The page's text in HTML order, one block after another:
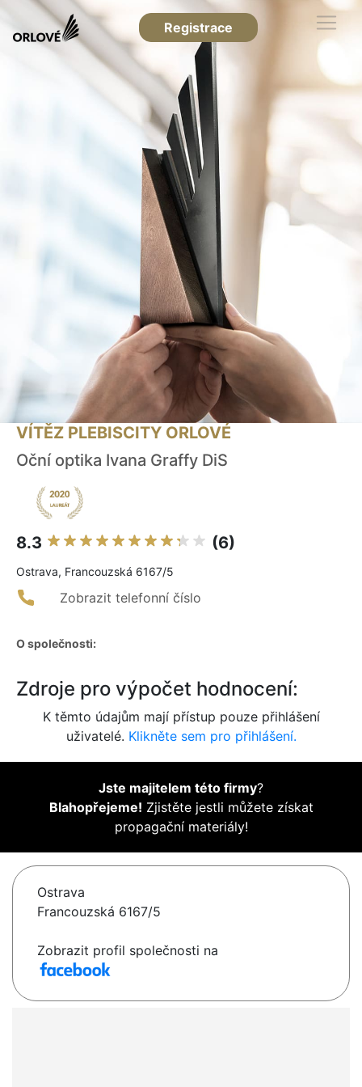
Registrace
VÍTĚZ PLEBISCITY ORLOVÉ
Oční optika Ivana Graffy DiS
8.3 (6)
Ostrava, Francouzská 6167/5
Zobrazit telefonní číslo
O společnosti:
Zdroje pro výpočet hodnocení:
K těmto údajům mají přístup pouze přihlášení
uživatelé. Klikněte sem pro přihlášení.
Jste majitelem této firmy?
Blahopřejeme! Zjistěte jestli můžete získat
propagační materiály!
Ostrava
Francouzská 6167/5
Zobrazit profil společnosti na